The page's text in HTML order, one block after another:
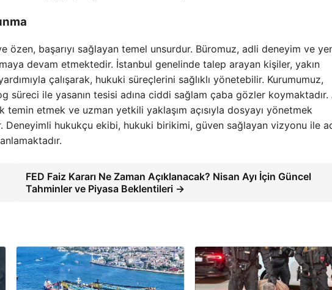
özen, başarıyı sağlayan temel unsurdur. Büromuz, adli deneyim ve
devam etmektedir. İstanbul genelinde talep arayan kişiler, yakın
çalışarak, hukuki süreçlerini sağlıklı yönetebilir. Kurumumuz,
süreci ile yasanın tesisi adına ciddi sağlam çaba gözler koymaktadır.
temin etmek ve uzman yetkili yaklaşım açısıyla dosyayı yönetmek
Deneyimli hukukçu ekibi, hukuki birikimi, güven sağlayan vizyonu ile
FED Faiz Kararı Ne Zaman Açıklanacak? Nisan Ayı İçin Güncel
Tahminler ve Piyasa Beklentileri →